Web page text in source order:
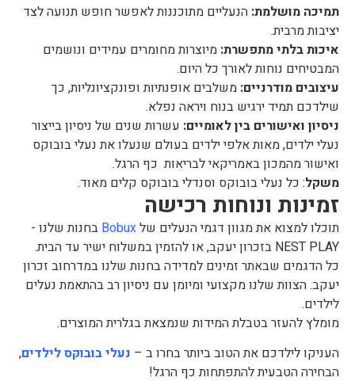
תמיכה מושלמת: הנעליים מתוכננות לאפשר חופש תנועה לצד
יציבות מרבית.
איכות בלתי מתפשרת: מיוצרות מחומרים עמידים ונושמים
המבטיחים נוחות לאורך כל היום.
עיצובים מודרניים: משלבים אופנתיות ופונקציונליות, כך
שילדכם תמיד ירגיש בנוח ויראה נפלא.
ניסיון ואישורים בין לאומיים: עשרות שנים של ניסיון בייצור
נעלי ילדים, מאות אלפי ילדים בעולם שנעלו את נעלי בובוקס
ואישור מהמכון באמריקאי לבריאות כף הרגל.
משקל: כל נעלי בובוקס וסנדלי בובוקס קלים מאוד.
זמינות ונוחות רכישה
תוכלו למצוא את מגוון דגמי הנעלים של
בחנות שלנו -
NEST PLAY בזכרון יעקב, או להזמין במשלוח ישיר עד הבית.
כל הדגמים שבאתר זמינים למדידה בחנות שלנו במדרחוב זכרון
יעקב. הצוות שלנו מקצועי ומיומן עם ניסיון רב בהתאמת נעלים
לילדים.
מומלץ להעזר בטבלת המידות שנמצאת בגלרית המוצרים.
העניקו לילדכם את הטוב ביותר בחרו ב – נעלי בובוקס לילדים,
הבחירה הטבעית להתפתחות כף הרגל!